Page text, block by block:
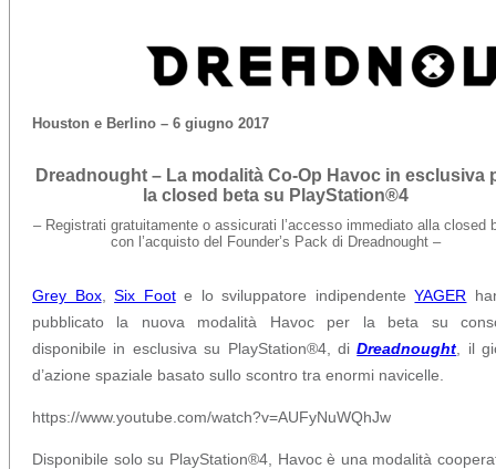
Houston e Berlino – 6 giugno 2017
Dreadnought – La modalità Co-Op Havoc in esclusiva
la closed beta su PlayStation®4
– Registrati gratuitamente o assicurati l’accesso immediato alla closed
con l’acquisto del Founder’s Pack di Dreadnought –
Grey Box,Six Foote lo sviluppatore indipendenteYAGER
pubblicato la nuova modalità Havoc per la beta su
disponibile in esclusiva su PlayStation®4, diDreadnought , il
d’azione spaziale basato sullo scontro tra enormi navicelle.
https://www.youtube.com/watch?v=AUFyNuWQhJw
Disponibile solo su PlayStation®4, Havoc è una modalità